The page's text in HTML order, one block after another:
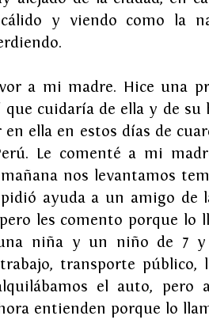
y viendo como la
a mi madre. Hice una
cuidaría de ella y de su
ella en estos días de
Le comenté a mi
nos levantamos
ayuda a un amigo de
les comento porque lo
niña y un niño de 7 y
transporte público,
el auto, pero
entienden porque lo